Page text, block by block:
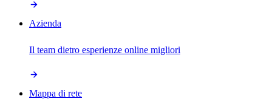
Azienda
Il team dietro esperienze online migliori
Mappa di rete